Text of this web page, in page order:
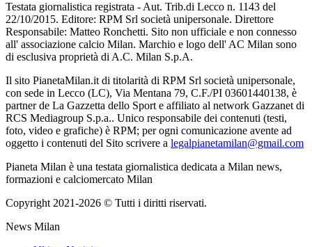
Testata giornalistica registrata - Aut. Trib.di Lecco n. 1143 del
22/10/2015. Editore: RPM Srl società unipersonale. Direttore
Responsabile: Matteo Ronchetti. Sito non ufficiale e non connesso
all' associazione calcio Milan. Marchio e logo dell' AC Milan sono
di esclusiva proprietà di A.C. Milan S.p.A.
Il sito PianetaMilan.it di titolarità di RPM Srl società unipersonale,
con sede in Lecco (LC), Via Mentana 79, C.F./PI 03601440138, è
partner de La Gazzetta dello Sport e affiliato al network Gazzanet di
RCS Mediagroup S.p.a.. Unico responsabile dei contenuti (testi,
foto, video e grafiche) è RPM; per ogni comunicazione avente ad
oggetto i contenuti del Sito scrivere a legalpianetamilan@gmail.com
Pianeta Milan è una testata giornalistica dedicata a Milan news,
formazioni e calciomercato Milan
Copyright 2021-2026 © Tutti i diritti riservati.
News Milan